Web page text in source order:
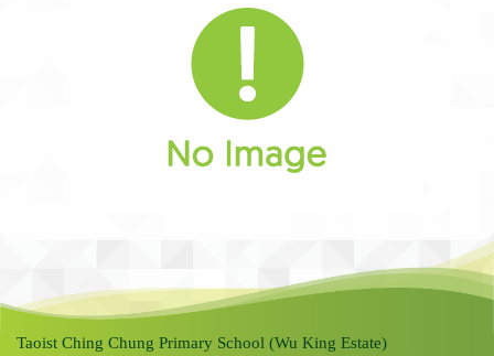
Taoist Ching Chung Primary School (Wu King Estate)